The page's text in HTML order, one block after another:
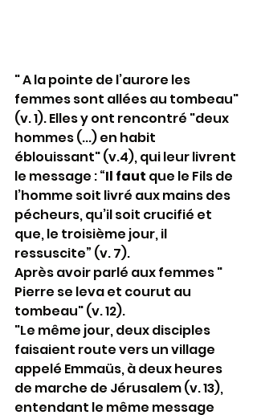
" A la pointe de l’aurore les
femmes sont allées au tombeau"
(v. 1). Elles y ont rencontré "deux
hommes (...) en habit
éblouissant" (v.4), qui leur livrent
le message : “Il faut que le Fils de
l’homme soit livré aux mains des
pécheurs, qu’il soit crucifié et
que, le troisième jour, il
ressuscite” (v. 7).
Après avoir parlé aux femmes "
Pierre se leva et courut au
tombeau" (v. 12).
"Le même jour, deux disciples
faisaient route vers un village
appelé Emmaüs, à deux heures
de marche de Jérusalem (v. 13),
entendant le même message